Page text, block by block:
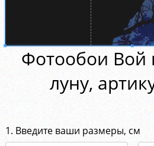
Фотообои Вой
луну,
1. Введите ваши размеры, см